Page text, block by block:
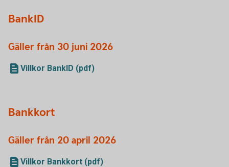
BankID
Gäller från 30 juni 2026
Villkor BankID (pdf)
Bankkort
Gäller från 20 april 2026
Villkor Bankkort (pdf)